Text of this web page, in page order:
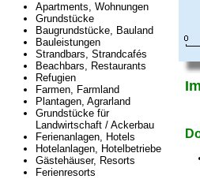
Apartments, Wohnungen
Grundstücke
Baugrundstücke, Bauland
Bauleistungen
Strandbars, Strandcafés
Beachbars, Restaurants
Refugien
Farmen, Farmland
Plantagen, Agrarland
Grundstücke für
Landwirtschaft / Ackerbau
Ferienanlagen, Hotels
Hotelanlagen, Hotelbetriebe
Gästehäuser, Resorts
Ferienresorts